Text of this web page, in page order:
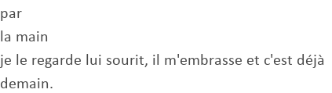
par
la main
je le regarde lui sourit, il m'embrasse et c'est déjà
demain.